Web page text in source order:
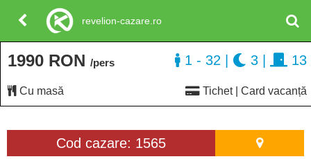
Cod cazare: 1565
1990 RON /pers
Cu masă Tichet | Card vacanță
1 - 32 3 13
revelion-cazare.ro